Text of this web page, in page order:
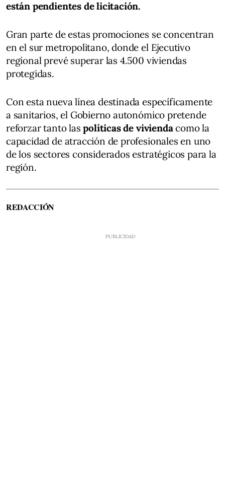
están pendientes de licitación.
Gran parte de estas promociones se concentran
en el sur metropolitano, donde el Ejecutivo
regional prevé superar las 4.500 viviendas
protegidas.
Con esta nueva línea destinada específicamente
a sanitarios, el Gobierno autonómico pretende
reforzar tanto laspolíticas de viviendacomo la
capacidad de atracción de profesionales en uno
de los sectores considerados estratégicos para la
región.
REDACCIÓN